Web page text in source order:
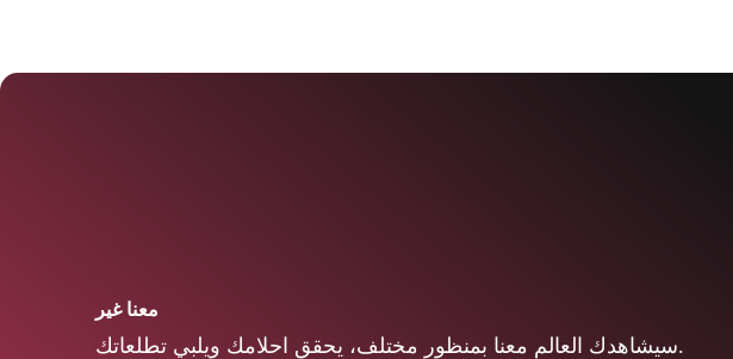
معنا غير
سيشاهدك العالم معنا بمنظور مختلف، يحقق احلامك ويلبي تطلعاتك.